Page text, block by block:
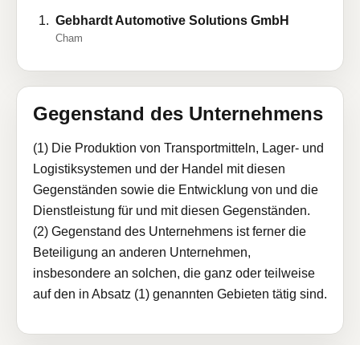
Gebhardt Automotive Solutions GmbH
Cham
Gegenstand des Unternehmens
(1) Die Produktion von Transportmitteln, Lager- und
Logistiksystemen und der Handel mit diesen
Gegenständen sowie die Entwicklung von und die
Dienstleistung für und mit diesen Gegenständen.
(2) Gegenstand des Unternehmens ist ferner die
Beteiligung an anderen Unternehmen,
insbesondere an solchen, die ganz oder teilweise
auf den in Absatz (1) genannten Gebieten tätig sind.